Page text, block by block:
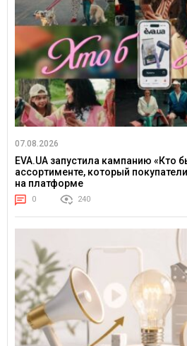
07.08.2026
EVA.UA запустила кампанию «Кто
ассортименте, который
на платформе
0 240